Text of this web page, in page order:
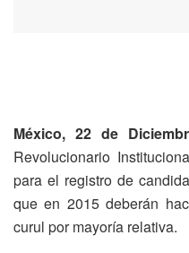
México, 22 de
Revolucionario
para el registro de
que en 2015 deberán
curul por mayoría relativa.